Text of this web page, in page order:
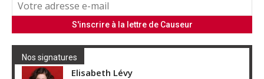
Nos signatures
Elisabeth Lévy